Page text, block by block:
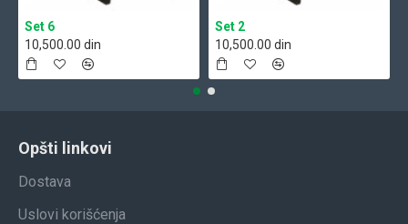
Set 6
10,500.00 din
Set 2
10,500.00 din
Opšti linkovi
Dostava
Uslovi korišćenja